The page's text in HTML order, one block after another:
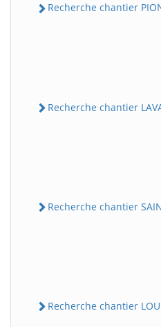
Recherche chantier
Recherche chantier
Recherche chantier
Recherche chantier